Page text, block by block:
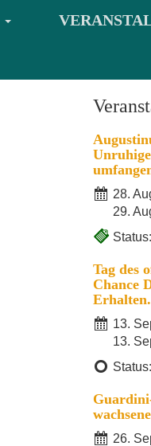
28.
29.
Tag des
Chance
13.
13.
wachsene
26.